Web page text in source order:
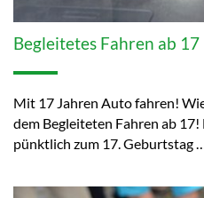
Begleitetes Fahren ab 17
Mit 17 Jahren Auto fahren!
dem Begleiteten Fahren ab 17!
pünktlich zum 17. Geburtstag